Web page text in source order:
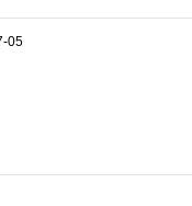
Трофи
05